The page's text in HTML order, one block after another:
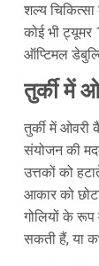
शल्य चिकित्सा
कोई भी
ऑप्टिमल
तुर्की में
तुर्की में ओवरी
संयोजन की
उत्तकों को
आकार को
गोलियों के रूप
सकती हैं, या